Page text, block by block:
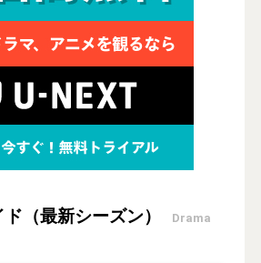
（最新シーズン） Drama